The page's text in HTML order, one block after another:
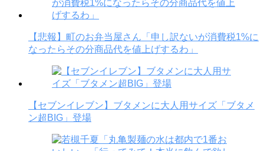
【悲報】町のお弁当屋さん「申し訳ないが消費税1%に
なったらその分商品代を値上げするわ」
【セブンイレブン】ブタメンに大人用サイズ「ブタメ
ン超BIG」登場